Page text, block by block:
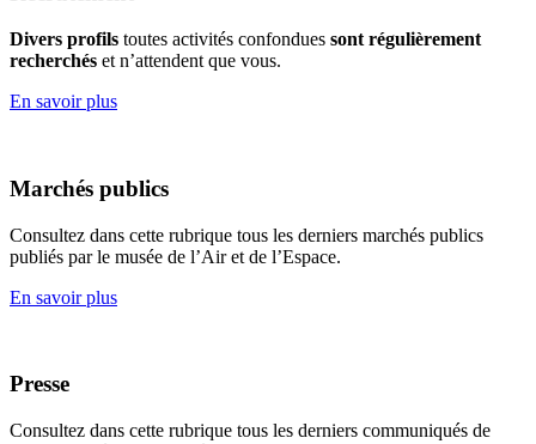
Divers profils toutes activités confondues sont régulièrement
recherchés et n’attendent que vous.
En savoir plus
Marchés publics
Consultez dans cette rubrique tous les derniers marchés publics
publiés par le musée de l’Air et de l’Espace.
En savoir plus
Presse
Consultez dans cette rubrique tous les derniers communiqués de